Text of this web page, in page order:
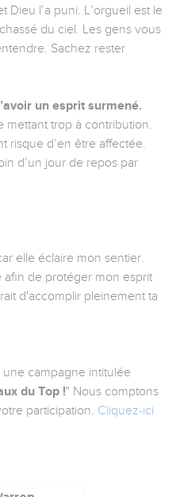
Dieu l’a puni. L’orgueil est le
du ciel. Les gens vous
Sachez rester
un esprit surmené.
mettant trop à contribution.
risque d’en être affectée.
d’un jour de repos par
elle éclaire mon sentier.
afin de protéger mon esprit
d'accomplir pleinement ta
campagne intitulée
du Top !" Nous comptons
participation. Cliquez-ici